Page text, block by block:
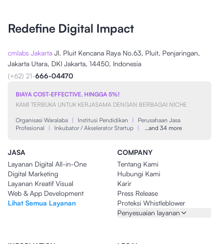
Redefine Digital Impact
cmlabs Jakarta Jl. Pluit Kencana Raya No.63, Pluit, Penjaringan,
Jakarta Utara, DKI Jakarta, 14450, Indonesia
(+62) 21-666-04470
BIAYA COST-EFFECTIVE, HINGGA 5%!
KAMI TERBUKA UNTUK KERJASAMA DENGAN BERBAGAI NICHE
Organisasi Waralaba | Institusi Pendidikan |
Perusahaan Jasa
Profesional
| Inkubator / Akselerator Startup | …and 34 more
JASA
Layanan Digital All-in-One
Digital Marketing
Layanan Kreatif Visual
Web & App Development
Lihat Semua Layanan
COMPANY
Tentang Kami
Hubungi Kami
Karir
Press Release
Proteksi Whistleblower
Penyesuaian layanan